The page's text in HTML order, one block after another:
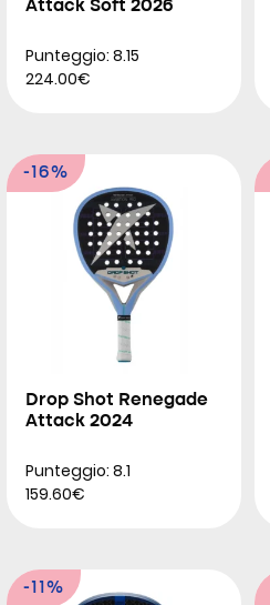
Attack Soft 2026
Punteggio: 8.15
224.00€
-16%
Drop Shot Renegade
Attack 2024
Punteggio: 8.1
159.60€
-11%